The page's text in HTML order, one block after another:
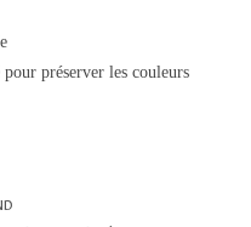
préserver les couleurs